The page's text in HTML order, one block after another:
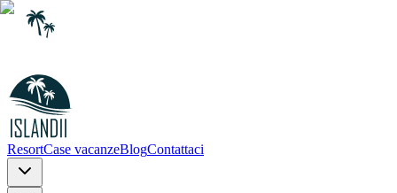
ResortCase vacanzeBlogContattaci